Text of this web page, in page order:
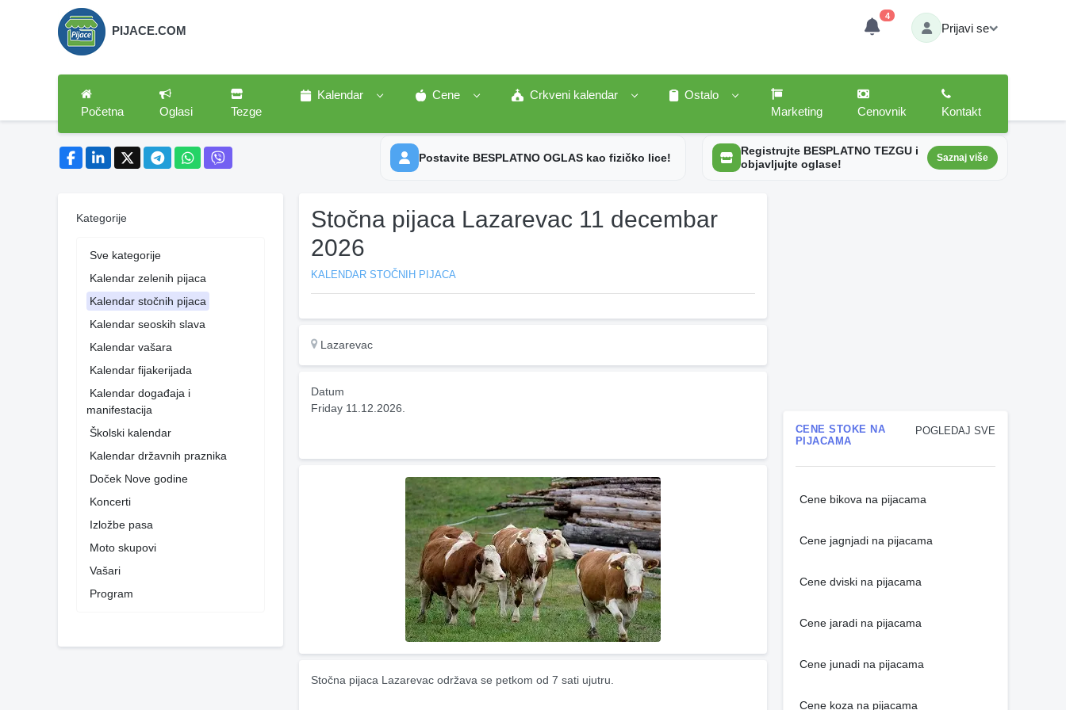
PIJACE.COM
4
Prijavi se
Početna Oglasi Tezge
Kalendar Cene Crkveni kalendar
Ostalo
Marketing
Cenovnik Kontakt
Postavite BESPLATNO OGLAS kao fizičko lice!
Registrujte BESPLATNO TEZGU i
objavljujte oglase!
Saznaj više
Kategorije
Sve kategorije
Kalendar zelenih pijaca
Kalendar stočnih pijaca
Kalendar seoskih slava
Kalendar vašara
Kalendar fijakerijada
Kalendar događaja i
manifestacija
Školski kalendar
Kalendar državnih praznika
Doček Nove godine
Koncerti
Izložbe pasa
Moto skupovi
Vašari
Program
Stočna pijaca Lazarevac 11 decembar
2026
KALENDAR STOČNIH PIJACA
Lazarevac
Datum
Friday 11.12.2026.
Stočna pijaca Lazarevac održava se petkom od 7 sati ujutru.
POGLEDAJ SVE
CENE STOKE NA
PIJACAMA
Cene bikova na pijacama
Cene jagnjadi na pijacama
Cene dviski na pijacama
Cene jaradi na pijacama
Cene junadi na pijacama
Cene koza na pijacama